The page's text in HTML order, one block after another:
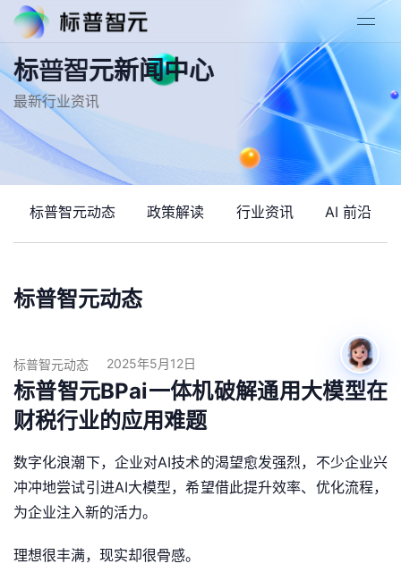
标普智元新闻中心
最新行业资讯
标普智元动态 政策解读 行业资讯 AI 前沿
标普智元动态
标普智元动态 2025年5月12日
标普智元BPai一体机破解通用大模型在
财税行业的应用难题
数字化浪潮下，企业对AI技术的渴望愈发强烈，不少企业兴
冲冲地尝试引进AI大模型，希望借此提升效率、优化流程，
为企业注入新的活力。
理想很丰满，现实却很骨感。